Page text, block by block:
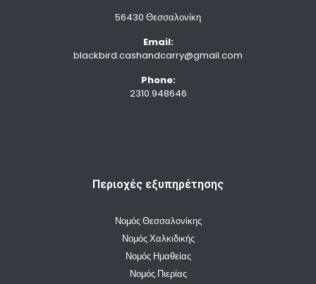
56430 Θεσσαλονίκη
Email:
blackbird.cashandcarry@gmail.com
Phone:
2310.948646
Περιοχές εξυπηρέτησης
Νομός Θεσσαλονίκης
Νομός Χαλκιδικής
Νομός Ημαθείας
Νομός Πιερίας